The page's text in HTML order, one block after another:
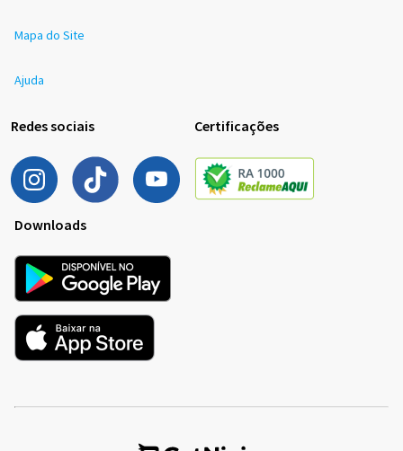
Mapa do Site
Ajuda
Redes sociais Certificações
Downloads